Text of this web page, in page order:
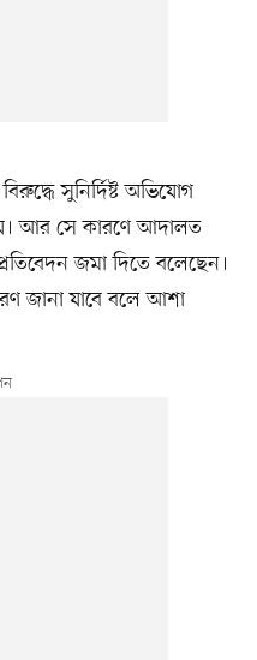
সুনির্দিষ্ট অভিযোগ
আর সে কারণে আদালত
জমা দিতে বলেছেন।
জানা যাবে বলে আশা